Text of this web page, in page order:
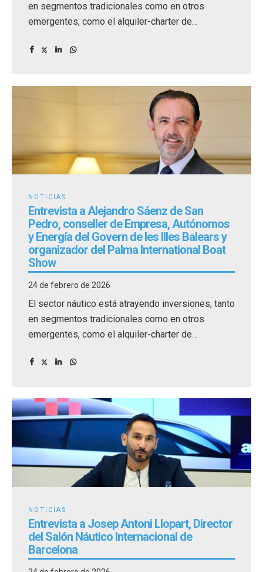
en segmentos tradicionales como en otros
emergentes, como el alquiler-charter de
NOTICIAS
Entrevista a Alejandro Sáenz de San
Pedro, conseller de Empresa, Autónomos
y Energía del Govern de les Illes Balears y
organizador del Palma International Boat
Show
24 de febrero de 2026
El sector náutico está atrayendo inversiones, tanto
en segmentos tradicionales como en otros
emergentes, como el alquiler-charter de
NOTICIAS
Entrevista a Josep Antoni Llopart, Director
del Salón Náutico Internacional de
Barcelona